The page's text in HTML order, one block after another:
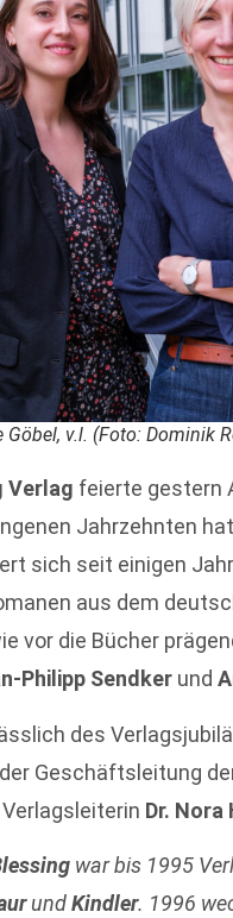
Göbel, v.l. (Foto: Dominik
Verlag feierte gestern
Jahrzehnten
sich seit einigen
aus dem
vor die Bücher
Philipp Sendker und
des
Geschäftsleitung
Dr. Nora
war bis 1995
undKindler. 1996